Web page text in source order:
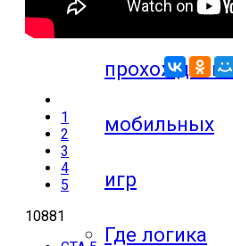
Видео
прохождения
мобильных
игр
Где логика
1
2
3
4
5
10881